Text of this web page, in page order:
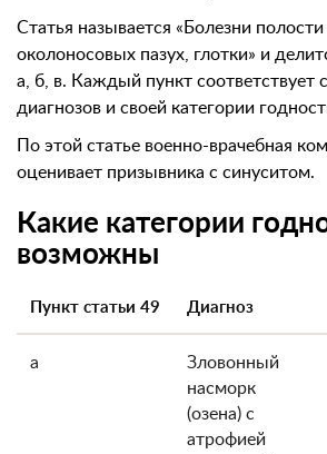
Статья называется «Болезни полости
околоносовых пазух, глотки» и
а, б, в. Каждый пункт соответствует
диагнозов и своей категории
По этой статье военно-врачебная
оценивает призывника с синуситом.
Какие категории
возможны
Пункт статьи 49 Диагноз
а
Зловонный
насморк
(озена) с
атрофией